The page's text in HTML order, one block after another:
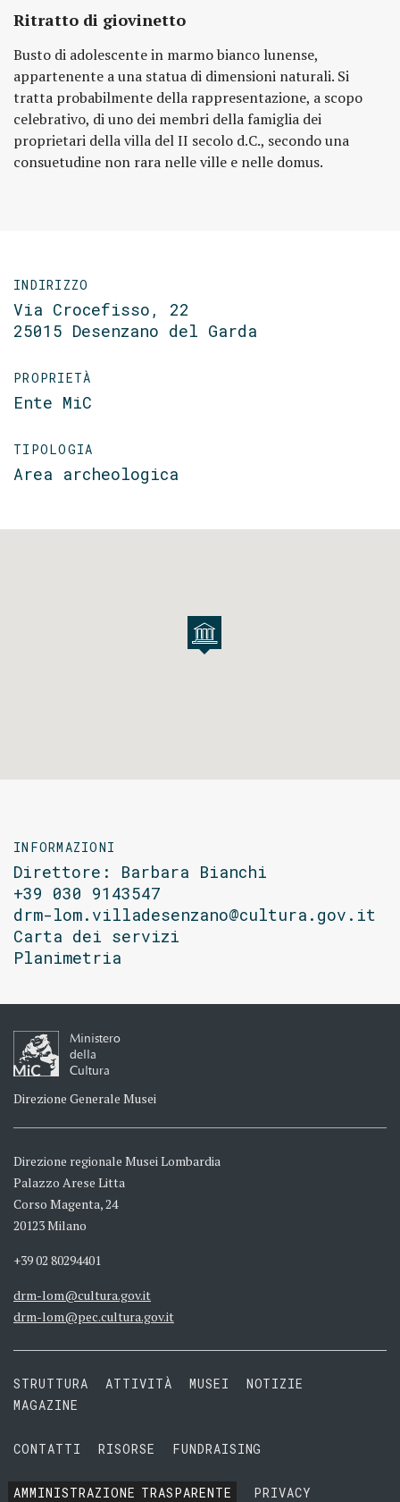
Ritratto di giovinetto
Busto di adolescente in marmo bianco lunense,
appartenente a una statua di dimensioni naturali. Si
tratta probabilmente della rappresentazione, a scopo
celebrativo, di uno dei membri della famiglia dei
proprietari della villa del II secolo d.C., secondo una
consuetudine non rara nelle ville e nelle domus.
INDIRIZZO
Via Crocefisso, 22
25015 Desenzano del Garda
PROPRIETÀ
Ente MiC
TIPOLOGIA
Area archeologica
INFORMAZIONI
Direttore: Barbara Bianchi
+39 030 9143547
drm-lom.villadesenzano@cultura.gov.it
Carta dei servizi
Planimetria
Ministero
della
Cultura
Direzione Generale Musei
Direzione regionale Musei Lombardia
Palazzo Arese Litta
Corso Magenta, 24
20123 Milano
+39 02 80294401
drm-lom@cultura.gov.it
drm-lom@pec.cultura.gov.it
STRUTTURA ATTIVITÀ MUSEI
NOTIZIE
MAGAZINE
CONTATTI RISORSE FUNDRAISING
AMMINISTRAZIONE TRASPARENTE PRIVACY